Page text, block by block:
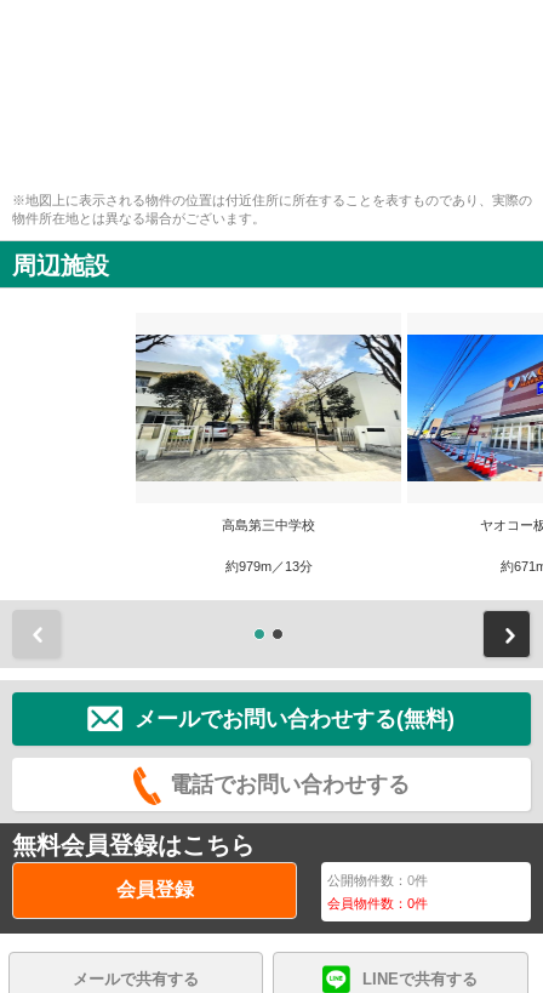
※地図上に表示される物件の位置は付近住所に所在することを表すものであり、実際の
物件所在地とは異なる場合がございます。
周辺施設
高島第三中学校
約979m／13分
ヤオコー
約
メールでお問い合わせする(無料)
電話でお問い合わせする
無料会員登録はこちら
会員登録 公開物件数：0件
会員物件数：0件
メールで共有する LINEで共有する